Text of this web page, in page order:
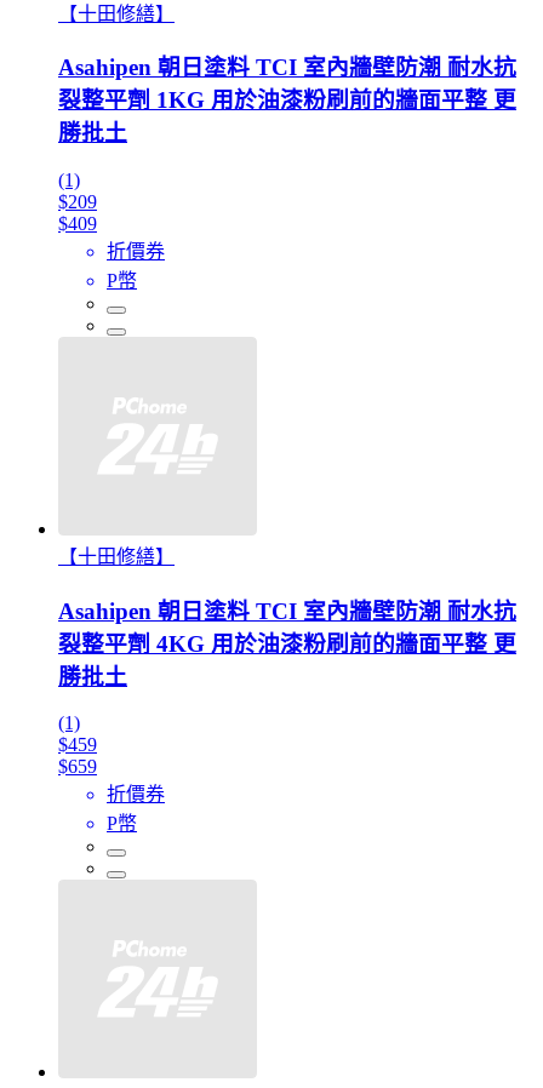
【十田修繕】
Asahipen 朝日塗料 TCI 室內牆壁防潮 耐水抗
裂整平劑 1KG 用於油漆粉刷前的牆面平整 更
勝批土
(1)
$209
$409
折價券
P幣
【十田修繕】
Asahipen 朝日塗料 TCI 室內牆壁防潮 耐水抗
裂整平劑 4KG 用於油漆粉刷前的牆面平整 更
勝批土
(1)
$459
$659
折價券
P幣